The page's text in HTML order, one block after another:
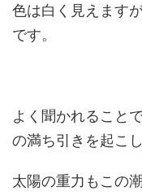
色は白く見えます
です。
よく聞かれること
の満ち引きを起こ
太陽の重力もこの